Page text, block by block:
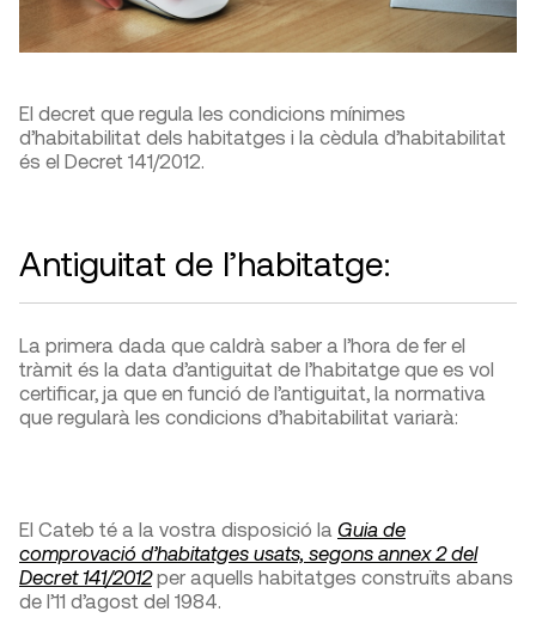
El decret que regula les condicions mínimes
d’habitabilitat dels habitatges i la cèdula d’habitabilitat
és el Decret 141/2012.
Antiguitat de l’habitatge:
La primera dada que caldrà saber a l’hora de fer el
tràmit és la data d’antiguitat de l’habitatge que es vol
certificar, ja que en funció de l’antiguitat, la normativa
que regularà les condicions d’habitabilitat variarà:
El Cateb té a la vostra disposició la Guia de
comprovació d’habitatges usats, segons annex 2 del
Decret 141/2012 per aquells habitatges construïts abans
de l’11 d’agost del 1984.